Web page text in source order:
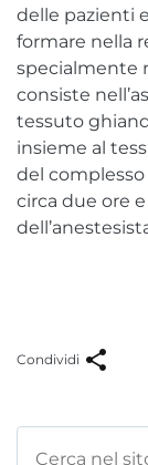
delle pazienti
formare nella
specialmente
consiste
tessuto
insieme al
del complesso
circa due ore
Condividi